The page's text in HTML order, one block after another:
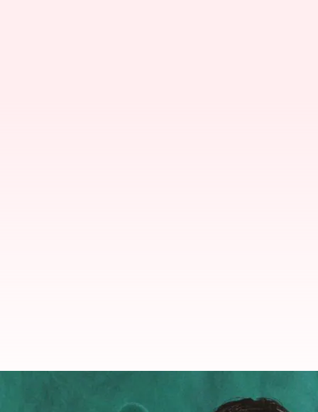
'చావు, బతుకులు అల్లా చేతిలో